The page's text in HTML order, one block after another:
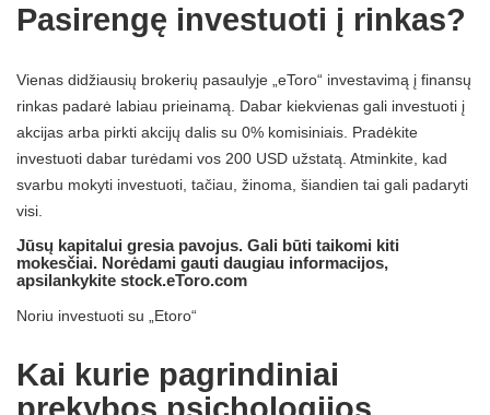
Pasirengę investuoti į rinkas?
Vienas didžiausių brokerių pasaulyje „eToro“ investavimą į finansų
rinkas padarė labiau prieinamą. Dabar kiekvienas gali investuoti į
akcijas arba pirkti akcijų dalis su 0% komisiniais. Pradėkite
investuoti dabar turėdami vos 200 USD užstatą. Atminkite, kad
svarbu mokyti investuoti, tačiau, žinoma, šiandien tai gali padaryti
visi.
Jūsų kapitalui gresia pavojus. Gali būti taikomi kiti
mokesčiai. Norėdami gauti daugiau informacijos,
apsilankykite stock.eToro.com
Noriu investuoti su „Etoro“
Kai kurie pagrindiniai